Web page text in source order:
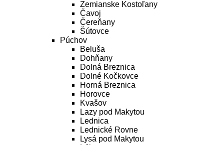
Zemianske Kostoľany
Čavoj
Čereňany
Šútovce
Púchov
Beluša
Dohňany
Dolná Breznica
Dolné Kočkovce
Horná Breznica
Horovce
Kvašov
Lazy pod Makytou
Lednica
Lednické Rovne
Lysá pod Makytou